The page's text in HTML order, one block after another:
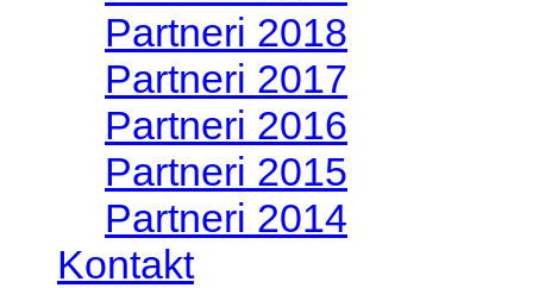
Partneri 2018
Partneri 2017
Partneri 2016
Partneri 2015
Partneri 2014
Kontakt